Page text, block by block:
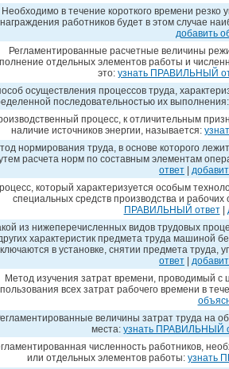
Необходимо в течение короткого времени
работников будет в этом случае
добавить
Регламентированные расчетные величины
отдельных элементов работы и
это: узнать ПРАВИЛЬНЫЙ
осуществления процессов труда,
последовательностью их выполнения:
процесс, к отличительным
наличие источников энергии, называется:
нормирования труда, в основе которого
расчета норм по составным элементам
ответ
который характеризуется особым
специальных средств производства и
ПРАВИЛЬНЫЙ ответ|
из нижеперечисленных видов трудовых
характеристик предмета труда машиной
в установке, снятии предмета труда,
ответ
Метод изучения затрат времени, проводимый с
всех затрат рабочего времени в
величины затрат труда на
места: узнать ПРАВИЛЬНЫЙ
численность работников,
или отдельных элементов работы: узнать